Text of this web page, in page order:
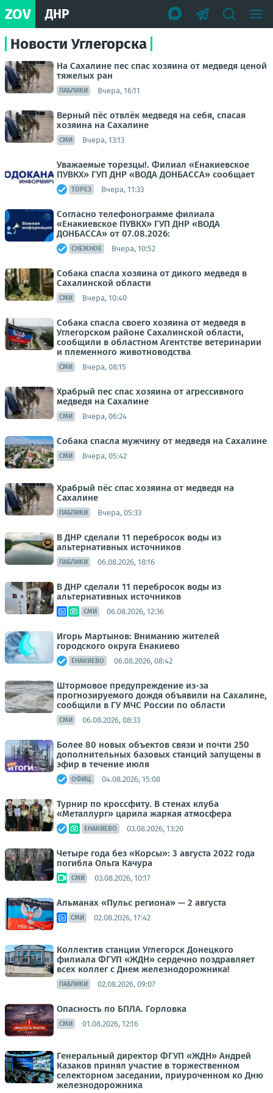
ZOV ДНР
Новости Углегорска
На Сахалине пес спас хозяина от медведя ценой
тяжелых ран
ПАБЛИКИ Вчера, 16:11
Верный пёс отвлёк медведя на себя, спасая
хозяина на Сахалине
СМИ Вчера, 13:13
Уважаемые торезцы!. Филиал «Енакиевское
ПУВКХ» ГУП ДНР «ВОДА ДОНБАССА» сообщает
ТОРЕЗ Вчера, 11:33
Согласно телефонограмме филиала
«Енакиевское ПУВКХ» ГУП ДНР «ВОДА
ДОНБАССА» от 07.08.2026:
СНЕЖНОЕ Вчера, 10:52
Собака спасла хозяина от дикого медведя в
Сахалинской области
СМИ Вчера, 10:40
Собака спасла своего хозяина от медведя в
Углегорском районе Сахалинской области,
сообщили в областном Агентстве ветеринарии
и племенного животноводства
СМИ Вчера, 08:15
Храбрый пес спас хозяина от агрессивного
медведя на Сахалине
СМИ Вчера, 06:24
Собака спасла мужчину от медведя на Сахалине
СМИ Вчера, 05:42
Храбрый пёс спас хозяина от медведя на
Сахалине
ПАБЛИКИ Вчера, 05:33
В ДНР сделали 11 перебросок воды из
альтернативных источников
ПАБЛИКИ 06.08.2026, 18:16
В ДНР сделали 11 перебросок воды из
альтернативных источников
СМИ 06.08.2026, 12:36
Игорь Мартынов: Вниманию жителей
городского округа Енакиево
ЕНАКИЕВО 06.08.2026, 08:42
Штормовое предупреждение из-за
прогнозируемого дождя объявили на Сахалине,
сообщили в ГУ МЧС России по области
СМИ 06.08.2026, 08:33
Более 80 новых объектов связи и почти 250
дополнительных базовых станций запущены в
эфир в течение июля
ОФИЦ. 04.08.2026, 15:08
Турнир по кроссфиту. В стенах клуба
«Металлург» царила жаркая атмосфера
ЕНАКИЕВО 03.08.2026, 13:20
Четыре года без «Корсы»: 3 августа 2022 года
погибла Ольга Качура
СМИ 03.08.2026, 10:17
Альманах «Пульс региона» — 2 августа
СМИ 02.08.2026, 17:42
Коллектив станции Углегорск Донецкого
филиала ФГУП «ЖДН» сердечно поздравляет
всех коллег с Днем железнодорожника!
ПАБЛИКИ 02.08.2026, 09:07
Опасность по БПЛА. Горловка
СМИ 01.08.2026, 12:16
Генеральный директор ФГУП «ЖДН» Андрей
Казаков принял участие в торжественном
селекторном заседании, приуроченном ко Дню
железнодорожника